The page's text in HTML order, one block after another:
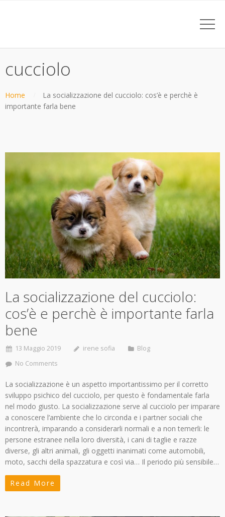
cucciolo
Home
La socializzazione del cucciolo: cos’è e perchè è
importante farla bene
La socializzazione del cucciolo:
cos’è e perchè è importante farla
bene
13 Maggio 2019 irene sofia
Blog
No Comments
La socializzazione è un aspetto importantissimo per il corretto
sviluppo psichico del cucciolo, per questo è fondamentale farla
nel modo giusto. La socializzazione serve al cucciolo per imparare
a conoscere l’ambiente che lo circonda e i partner sociali che
incontrerà, imparando a considerarli normali e a non temerli: le
persone estranee nella loro diversità, i cani di taglie e razze
diverse, gli altri animali, gli oggetti inanimati come automobili,
moto, sacchi della spazzatura e così via… Il periodo più sensibile…
Read More